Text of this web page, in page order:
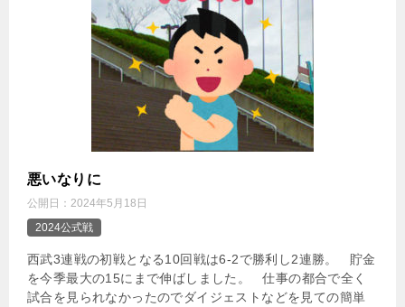
悪いなりに
公開日： 2024年5月18日
2024公式戦
西武3連戦の初戦となる10回戦は6-2で勝利し2連勝。 貯金
を今季最大の15にまで伸ばしました。 仕事の都合で全く
試合を見られなかったのでダイジェストなどを見ての簡単